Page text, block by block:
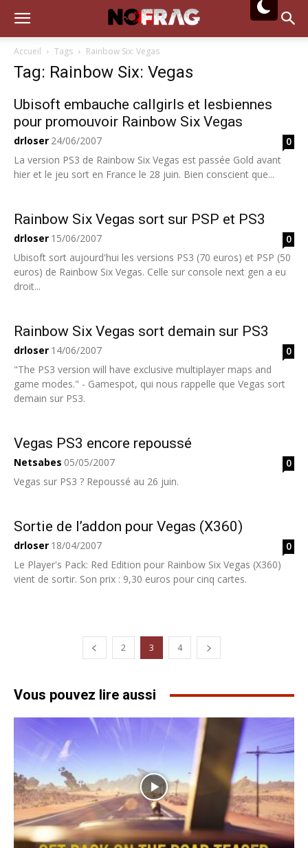
Accueil Tags Rainbow Six: Vegas
Tag: Rainbow Six: Vegas
Ubisoft embauche callgirls et lesbiennes
pour promouvoir Rainbow Six Vegas
drloser 24/06/2007
0
La version PS3 de Rainbow Six Vegas est passée Gold avant
hier et le jeu sort en France le 28 juin. Bien conscient que...
Rainbow Six Vegas sort sur PSP et PS3
drloser 15/06/2007
0
Ubisoft sort aujourd'hui les versions PS3 (70 euros) et PSP (50
euros) de Rainbow Six Vegas. Celle sur console next gen a eu
droit...
Rainbow Six Vegas sort demain sur PS3
drloser 14/06/2007
0
"The PS3 version will have exclusive multiplayer maps and
game modes." - Gamespot, qui nous rappelle que Vegas sort
demain sur PS3.
Vegas PS3 encore repoussé
Netsabes 05/05/2007
0
Vegas sur PS3 ? Repoussé au 26 juin.
Sortie de l’addon pour Vegas (X360)
drloser 18/04/2007
0
Le Player's Pack: Red Edition pour Rainbow Six Vegas (X360)
vient de sortir. Son prix : 9,30 euros pour cinq cartes.
2 3 4
Vous pouvez lire aussi